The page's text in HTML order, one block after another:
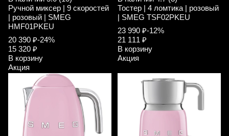
Ручной миксер | 9 скоростей
| розовый | SMEG
HMF01PKEU
20 390 ₽-24%
15 320 ₽
В корзину
Акция
Тостер | 4 ломтика | розовый
| SMEG TSF02PKEU
23 990 ₽-12%
21 111 ₽
В корзину
Акция